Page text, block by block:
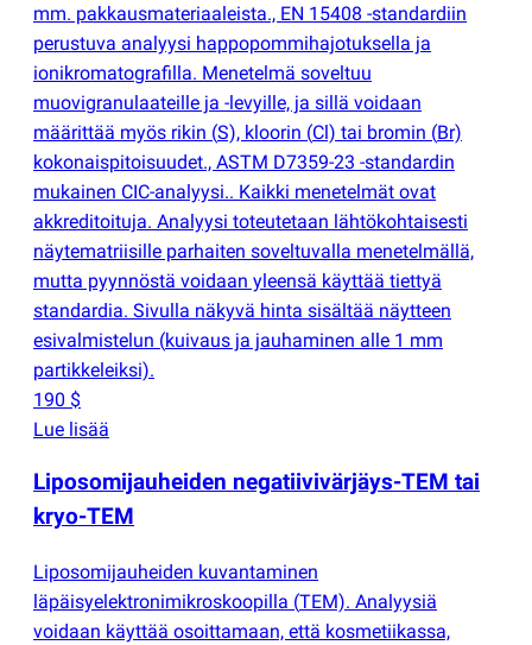
mm. pakkausmateriaaleista., EN 15408 -standardiin
perustuva analyysi happopommihajotuksella ja
ionikromatografilla. Menetelmä soveltuu
muovigranulaateille ja -levyille, ja sillä voidaan
määrittää myös rikin (S), kloorin (Cl) tai bromin (Br)
kokonaispitoisuudet., ASTM D7359-23 -standardin
mukainen CIC-analyysi.. Kaikki menetelmät ovat
akkreditoituja. Analyysi toteutetaan lähtökohtaisesti
näytematriisille parhaiten soveltuvalla menetelmällä,
mutta pyynnöstä voidaan yleensä käyttää tiettyä
standardia. Sivulla näkyvä hinta sisältää näytteen
esivalmistelun (kuivaus ja jauhaminen alle 1 mm
partikkeleiksi).
190 $
Lue lisää
Liposomijauheiden negatiivivärjäys-TEM tai
kryo-TEM
Liposomijauheiden kuvantaminen
läpäisyelektronimikroskoopilla (TEM). Analyysiä
voidaan käyttää osoittamaan, että kosmetiikassa,